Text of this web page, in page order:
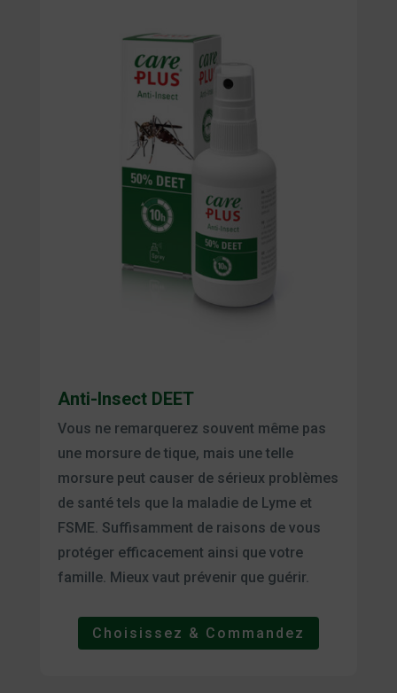
Anti-Insect DEET
Vous ne remarquerez souvent même pas
une morsure de tique, mais une telle
morsure peut causer de sérieux problèmes
de santé tels que la maladie de Lyme et
FSME. Suffisamment de raisons de vous
protéger efficacement ainsi que votre
famille. Mieux vaut prévenir que guérir.
Choisissez & Commandez